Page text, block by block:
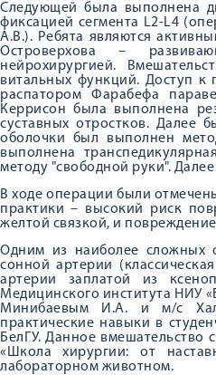
Следующей была выполнена
фиксацией сегмента L2-L4
А.В.). Ребята являются
Островерхова –
нейрохирургией.
витальных функций. Доступ к
распатором Фарабефа
Керрисон была выполнена
суставных отростков. Далее
оболочки был выполнен
выполнена
методу "свободной руки".
В ходе операции были
практики – высокий риск
желтой связкой, и
Одним из наиболее сложных
сонной артерии
артерии заплатой из
Медицинского института НИУ
Минибаевым И.А. и м/с
практические навыки в
БелГУ. Данное вмешательство
«Школа хирургии: от
лабораторном животном.